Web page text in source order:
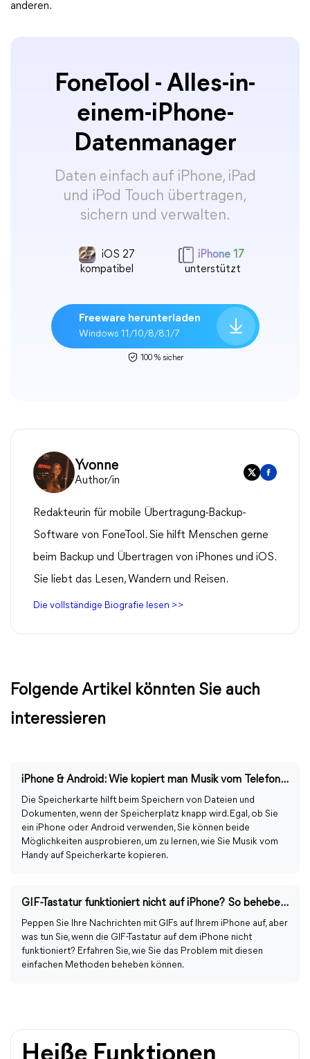
anderen.
FoneTool - Alles-in-
einem-iPhone-
Datenmanager
Daten einfach auf iPhone, iPad
und iPod Touch übertragen,
sichern und verwalten.
iOS 27
kompatibel
iPhone 17
unterstützt
Freeware herunterladen
Windows 11/10/8/8.1/7
100 % sicher
Yvonne
Author/in
Redakteurin für mobile Übertragung-Backup-
Software von FoneTool. Sie hilft Menschen gerne
beim Backup und Übertragen von iPhones und iOS.
Sie liebt das Lesen, Wandern und Reisen.
Die vollständige Biografie lesen >>
Folgende Artikel könnten Sie auch
interessieren
iPhone & Android: Wie kopiert man Musik vom Telefon auf die Speicherkarte?
Die Speicherkarte hilft beim Speichern von Dateien und
Dokumenten, wenn der Speicherplatz knapp wird. Egal, ob Sie
ein iPhone oder Android verwenden, Sie können beide
Möglichkeiten ausprobieren, um zu lernen, wie Sie Musik vom
Handy auf Speicherkarte kopieren.
GIF-Tastatur funktioniert nicht auf iPhone? So beheben Sie!
Peppen Sie Ihre Nachrichten mit GIFs auf Ihrem iPhone auf, aber
was tun Sie, wenn die GIF-Tastatur auf dem iPhone nicht
funktioniert? Erfahren Sie, wie Sie das Problem mit diesen
einfachen Methoden beheben können.